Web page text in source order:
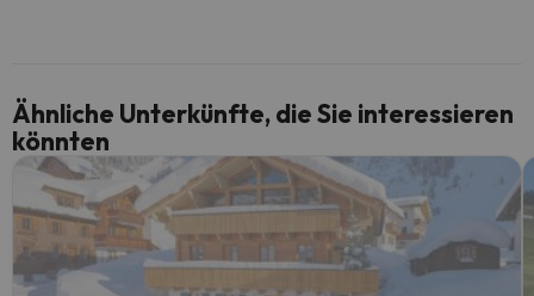
Ähnliche Unterkünfte, die Sie interessieren
könnten